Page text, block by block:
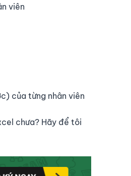
viên
của từng nhân viên
chưa? Hãy để tôi